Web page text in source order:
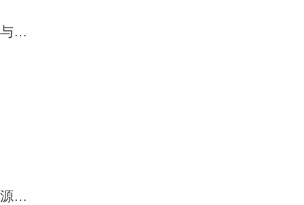
蛋品科学与加工
其他动物源食品